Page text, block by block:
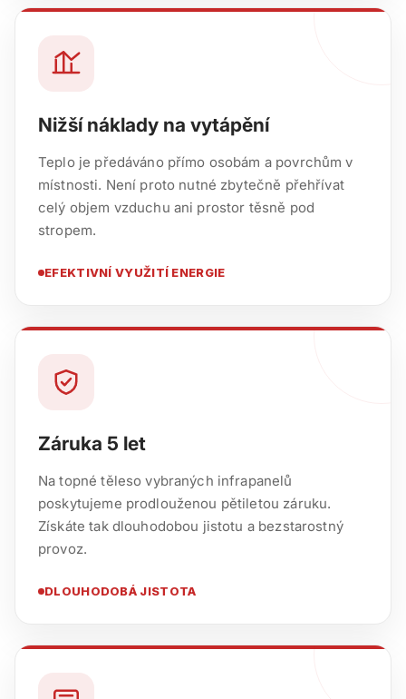
Nižší náklady na vytápění
Teplo je předáváno přímo osobám a povrchům v
místnosti. Není proto nutné zbytečně přehřívat
celý objem vzduchu ani prostor těsně pod
stropem.
EFEKTIVNÍ VYUŽITÍ ENERGIE
Záruka 5 let
Na topné těleso vybraných infrapanelů
poskytujeme prodlouženou pětiletou záruku.
Získáte tak dlouhodobou jistotu a bezstarostný
provoz.
DLOUHODOBÁ JISTOTA